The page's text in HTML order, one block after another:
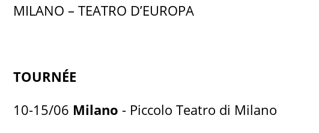
MILANO – TEATRO D’EUROPA
TOURNÉE
10-15/06 Milano - Piccolo Teatro di Milano